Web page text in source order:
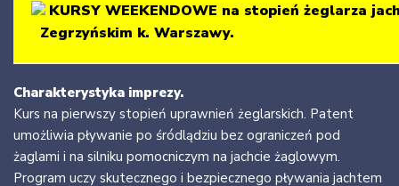
KURSY WEEKENDOWE na stopień żeglarza
Zegrzyńskim k. Warszawy.
Charakterystyka imprezy.
Kurs na pierwszy stopień uprawnień żeglarskich. Patent
umożliwia pływanie po śródlądziu bez ograniczeń pod
żaglami i na silniku pomocniczym na jachcie żaglowym.
Program uczy skutecznego i bezpiecznego pływania jachtem